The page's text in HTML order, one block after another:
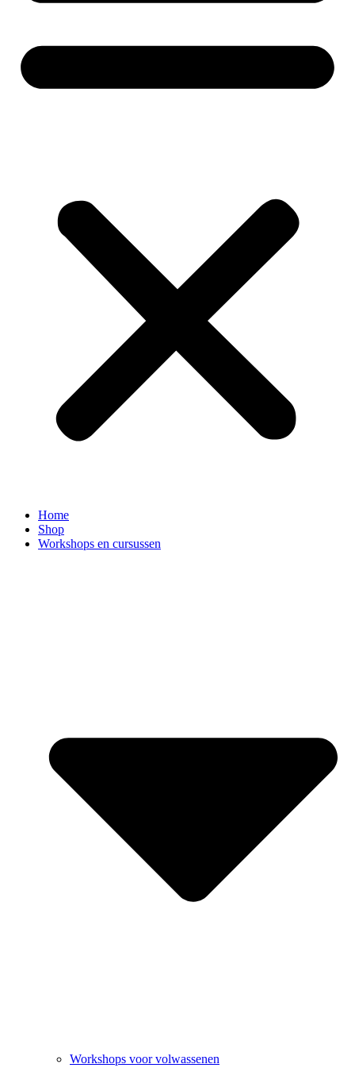
Home
Shop
Workshops en cursussen
Workshops voor volwassenen